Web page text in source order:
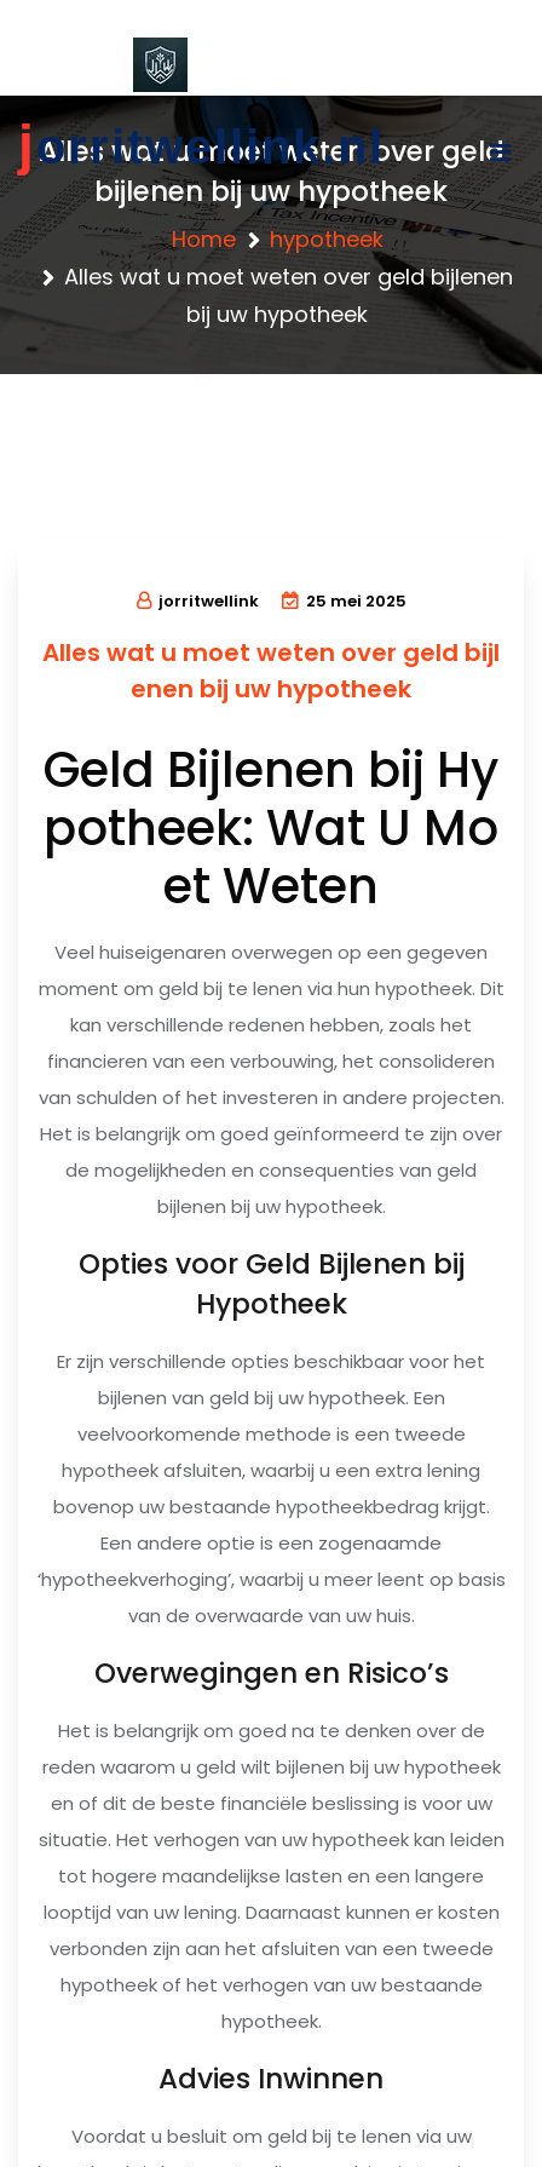
jorritwellink.nl
Alles wat u moet weten over geld
bijlenen bij uw hypotheek
Home
hypotheek
Alles wat u moet weten over geld bijlenen
bij uw hypotheek
jorritwellink 25 mei 2025
Alles wat u moet weten over geld bijl
enen bij uw hypotheek
Geld Bijlenen bij Hy
potheek: Wat U Mo
et Weten
Veel huiseigenaren overwegen op een gegeven
moment om geld bij te lenen via hun hypotheek. Dit
kan verschillende redenen hebben, zoals het
financieren van een verbouwing, het consolideren
van schulden of het investeren in andere projecten.
Het is belangrijk om goed geïnformeerd te zijn over
de mogelijkheden en consequenties van geld
bijlenen bij uw hypotheek.
Opties voor Geld Bijlenen bij
Hypotheek
Er zijn verschillende opties beschikbaar voor het
bijlenen van geld bij uw hypotheek. Een
veelvoorkomende methode is een tweede
hypotheek afsluiten, waarbij u een extra lening
bovenop uw bestaande hypotheekbedrag krijgt.
Een andere optie is een zogenaamde
‘hypotheekverhoging’, waarbij u meer leent op basis
van de overwaarde van uw huis.
Overwegingen en Risico’s
Het is belangrijk om goed na te denken over de
reden waarom u geld wilt bijlenen bij uw hypotheek
en of dit de beste financiële beslissing is voor uw
situatie. Het verhogen van uw hypotheek kan leiden
tot hogere maandelijkse lasten en een langere
looptijd van uw lening. Daarnaast kunnen er kosten
verbonden zijn aan het afsluiten van een tweede
hypotheek of het verhogen van uw bestaande
hypotheek.
Advies Inwinnen
Voordat u besluit om geld bij te lenen via uw